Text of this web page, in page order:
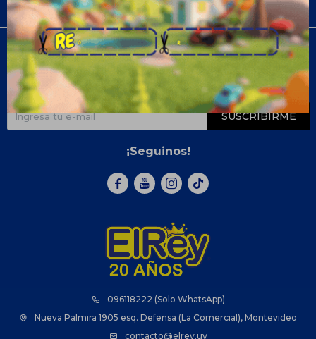
096118222 (Solo WhatsApp)
Nueva Palmira 1905 esq. Defensa (La Comercial), Montevideo
contacto@elrey.uy
Compra
Newsletter
¡Suscribite y recibí todas nuestras novedades!
SUSCRIBIRME
¡Seguinos!
  